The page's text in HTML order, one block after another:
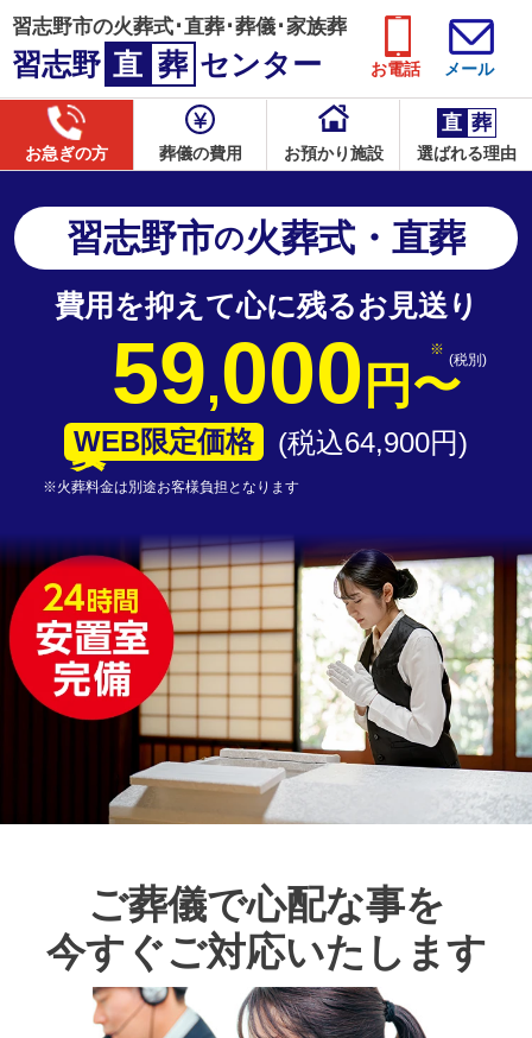
習志野市の火葬式･直葬･葬儀･家族葬
習志野 直 葬 センター お電話 メール
お急ぎの方 葬儀の費用 お預かり施設
直 葬
選ばれる理由
習志野市の火葬式・直葬
費用を抑えて心に残るお見送り
59,000 円〜(税別)
WEB限定価格 (税込64,900円)
※火葬料金は別途お客様負担となります
ご葬儀で心配な事を
今すぐご対応いたします